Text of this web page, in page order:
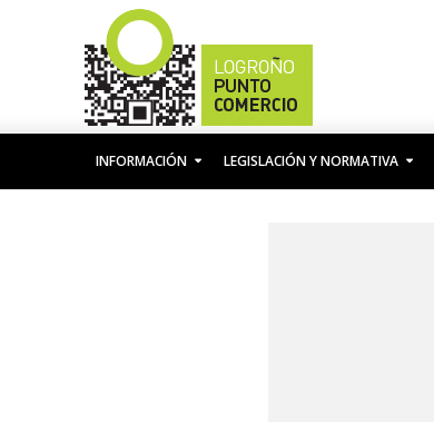
INFORMACIÓN LEGISLACIÓN Y NORMATIVA